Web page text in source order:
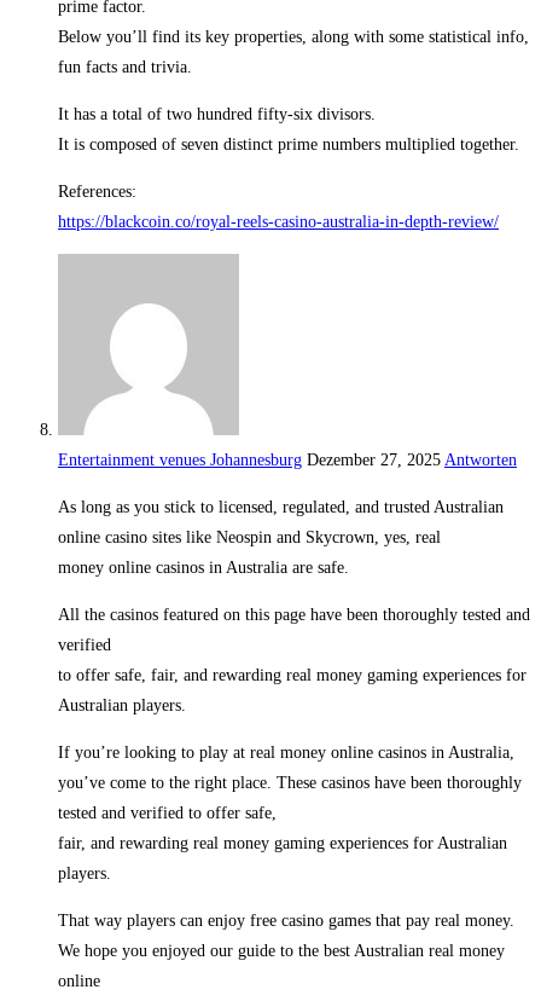
prime factor.
Below you’ll find its key properties, along with some statistical info,
fun facts and trivia.
It has a total of two hundred fifty-six divisors.
It is composed of seven distinct prime numbers multiplied together.
References:
https://blackcoin.co/royal-reels-casino-australia-in-depth-review/
Entertainment venues Johannesburg Dezember 27, 2025 Antworten
As long as you stick to licensed, regulated, and trusted Australian
online casino sites like Neospin and Skycrown, yes, real
money online casinos in Australia are safe.
All the casinos featured on this page have been thoroughly tested and
verified
to offer safe, fair, and rewarding real money gaming experiences for
Australian players.
If you’re looking to play at real money online casinos in Australia,
you’ve come to the right place. These casinos have been thoroughly
tested and verified to offer safe,
fair, and rewarding real money gaming experiences for Australian
players.
That way players can enjoy free casino games that pay real money.
We hope you enjoyed our guide to the best Australian real money
online